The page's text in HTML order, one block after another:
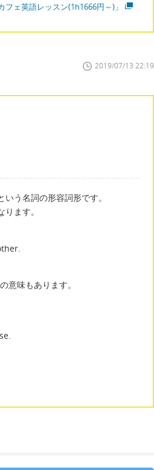
フェ英語レッスン(1h1666円～)」
2019/07/13 22:19
う名詞の形容詞形です。
ます。
意味もあります。